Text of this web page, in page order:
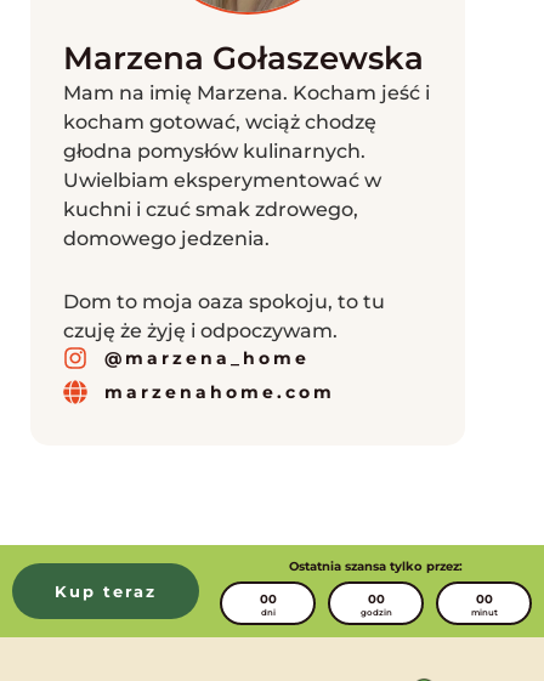
Marzena Gołaszewska
Mam na imię Marzena. Kocham jeść i
kocham gotować, wciąż chodzę
głodna pomysłów kulinarnych.
Uwielbiam eksperymentować w
kuchni i czuć smak zdrowego,
domowego jedzenia.
Dom to moja oaza spokoju, to tu
czuję że żyję i odpoczywam.
@marzena_home
marzenahome.com
Kup teraz
Ostatnia szansa tylko przez:
00
dni
00
godzin
00
minut